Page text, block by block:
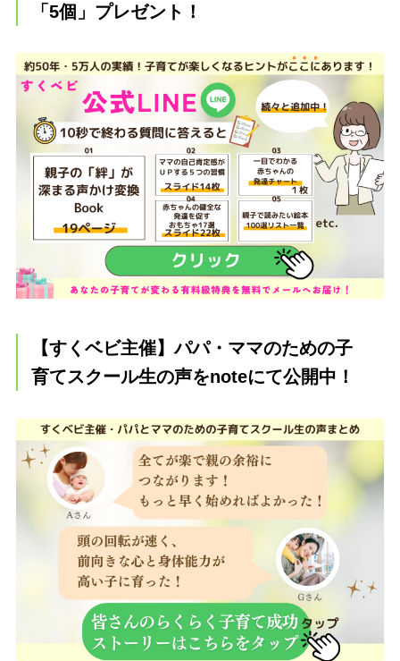
「5個」プレゼント！
【すくベビ主催】パパ・ママのための子
育てスクール生の声をnoteにて公開中！